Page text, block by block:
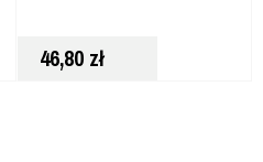
46,80 zł